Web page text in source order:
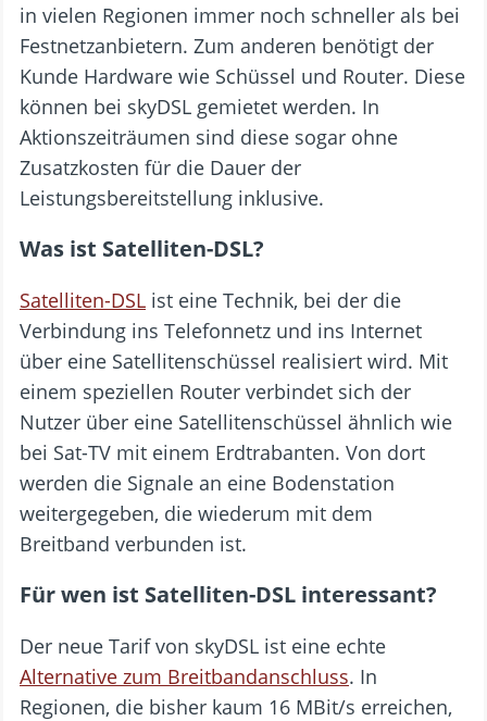
in vielen Regionen immer noch schneller als bei
Festnetzanbietern. Zum anderen benötigt der
Kunde Hardware wie Schüssel und Router. Diese
können bei skyDSL gemietet werden. In
Aktionszeiträumen sind diese sogar ohne
Zusatzkosten für die Dauer der
Leistungsbereitstellung inklusive.
Was ist Satelliten-DSL?
Satelliten-DSL ist eine Technik, bei der die
Verbindung ins Telefonnetz und ins Internet
über eine Satellitenschüssel realisiert wird. Mit
einem speziellen Router verbindet sich der
Nutzer über eine Satellitenschüssel ähnlich wie
bei Sat-TV mit einem Erdtrabanten. Von dort
werden die Signale an eine Bodenstation
weitergegeben, die wiederum mit dem
Breitband verbunden ist.
Für wen ist Satelliten-DSL interessant?
Der neue Tarif von skyDSL ist eine echte
Alternative zum Breitbandanschluss. In
Regionen, die bisher kaum 16 MBit/s erreichen,